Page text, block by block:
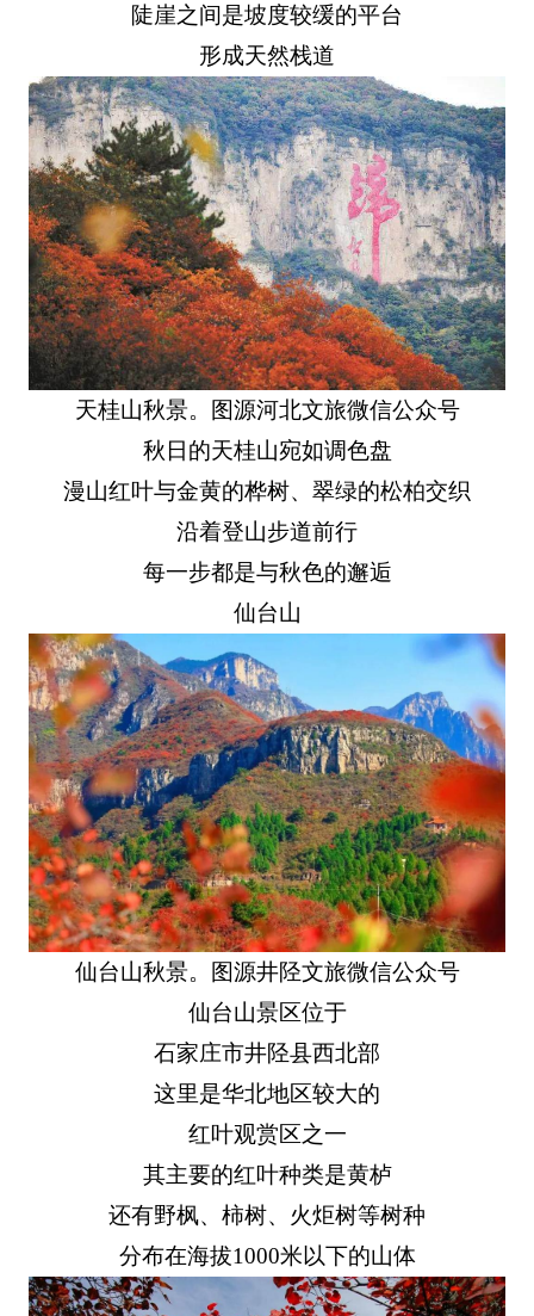
陡崖之间是坡度较缓的平台
形成天然栈道
天桂山秋景。图源河北文旅微信公众号
秋日的天桂山宛如调色盘
漫山红叶与金黄的桦树、翠绿的松柏交织
沿着登山步道前行
每一步都是与秋色的邂逅
仙台山
仙台山秋景。图源井陉文旅微信公众号
仙台山景区位于
石家庄市井陉县西北部
这里是华北地区较大的
红叶观赏区之一
其主要的红叶种类是黄栌
还有野枫、柿树、火炬树等树种
分布在海拔1000米以下的山体